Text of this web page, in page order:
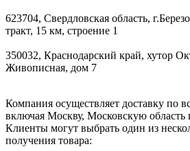
623704, Свердловская область,
тракт, 15 км, строение 1
350032, Краснодарский край, хутор
Живописная, дом 7
Компания осуществляет доставку по
включая Москву, Московскую область
Клиенты могут выбрать один из
получения товара: